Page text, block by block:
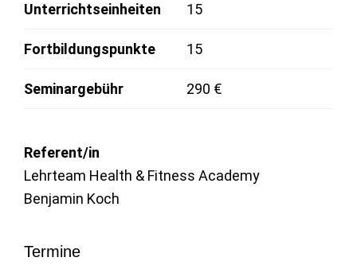
Unterrichtseinheiten 15
Fortbildungspunkte 15
Seminargebühr 290 €
Referent/in
Lehrteam Health & Fitness Academy
Benjamin Koch
Termine